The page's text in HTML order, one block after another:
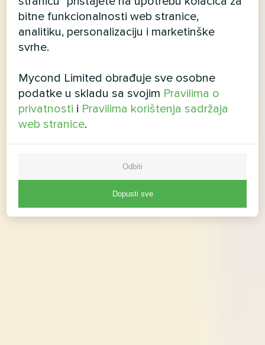
bitne funkcionalnosti web stranice,
analitiku, personalizaciju i marketinške
svrhe.
Mycond Limited obrađuje sve osobne
podatke u skladu sa svojim Pravilima o
privatnosti i Pravilima korištenja sadržaja
web stranice.
Odbiti
Dopusti sve